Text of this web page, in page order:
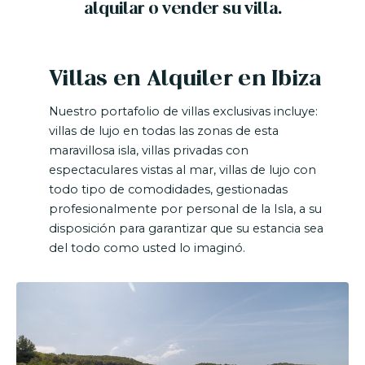
alquilar o vender su villa.
Villas en Alquiler en Ibiza
Nuestro portafolio de villas exclusivas incluye:
villas de lujo en todas las zonas de esta
maravillosa isla, villas privadas con
espectaculares vistas al mar, villas de lujo con
todo tipo de comodidades, gestionadas
profesionalmente por personal de la Isla, a su
disposición para garantizar que su estancia sea
del todo como usted lo imaginó.